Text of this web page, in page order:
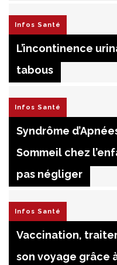
Infos Santé
L’incontinence
tabous
Infos Santé
Syndrôme
Sommeil chez
pas négliger
Infos Santé
Vaccination,
son voyage grâce